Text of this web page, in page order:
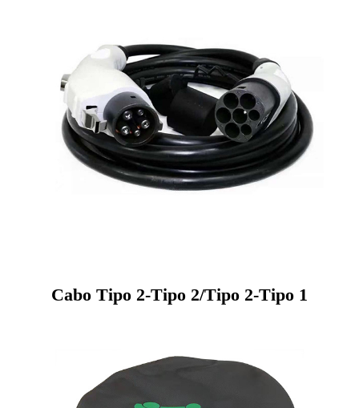
Cabo Tipo 2-Tipo 2/Tipo 2-Tipo 1